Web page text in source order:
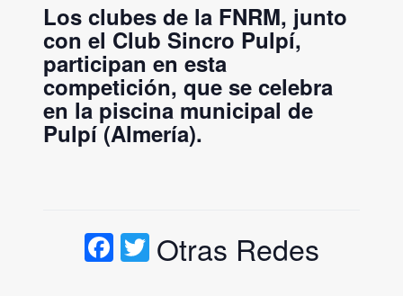
Los clubes de la FNRM, junto
con el Club Sincro Pulpí,
participan en esta
competición, que se celebra
en la piscina municipal de
Pulpí (Almería).
Facebook
Twitter
Otras Redes